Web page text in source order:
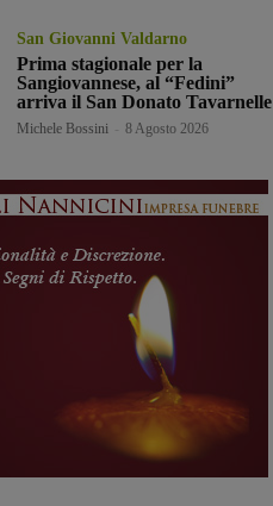
San Giovanni Valdarno
Prima stagionale per la
Sangiovannese, al “Fedini”
arriva il San Donato Tavarnelle
Michele Bossini 8 Agosto 2026